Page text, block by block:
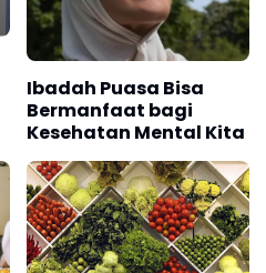
Ibadah Puasa Bisa
Bermanfaat bagi
Kesehatan Mental Kita